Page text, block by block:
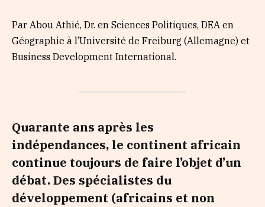
Par Abou Athié, Dr. en Sciences Politiques, DEA en
Géographie à l’Université de Freiburg (Allemagne) et
Business Development International.
Quarante ans après les
indépendances, le continent africain
continue toujours de faire l’objet d’un
débat. Des spécialistes du
développement (africains et non